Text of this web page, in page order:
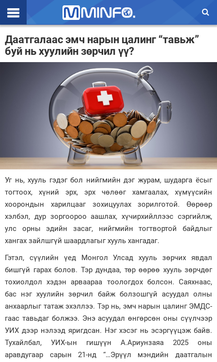
Эхлэл
Цаг агаар
Дэлхий
Энтертайнмэнт
Зурхай
Даатгалаас эмч нарын цалинг “тавьж”
буй нь хуулийн зөрчил үү?
Уг нь, хууль гэдэг бол нийгмийн дэг журам, шударга ёсыг
тогтоох, хүний эрх, эрх чөлөөг хамгаалах, хүмүүсийн
хоорондын харилцааг зохицуулах зорилготой. Өөрөөр
хэлбэл, дур зоргоороо аашлах, хүчирхийллээс сэргийлж,
улс орны эдийн засаг, нийгмийн тогтвортой байдлыг
хангах зайлшгүй шаардлагыг хууль хангадаг.
Гэтэл, сүүлийн үед Монгол Улсад хууль зөрчих явдал
бишгүй гарах болов. Тэр дундаа, төр өөрөө хууль зөрчдөг
тохиолдол хэдэн арваараа тоологдох болсон. Саяхнаас,
бас нэг хуулийн зөрчил байж болзошгүй асуудал олны
анхаарлыг татаж эхэллээ. Тэр нь, эмч нарын цалинг ЭМДС-
гаас тавьдаг болжээ. Энэ асуудал өнгөрсөн оны сүүлчээр
УИХ дээр нэлээд яригдсан. Нэг хэсэг нь эсэргүүцэж байв.
Тухайлбал, УИХ-ын гишүүн А.Ариунзаяа 2025 оны
аравдугаар сарын 21-нд “…Эрүүл мэндийн даатгалын